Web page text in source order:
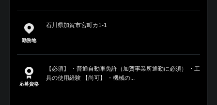
勤務地
石川県加賀市宮町カ1-1
応募資格
【必須】 ・普通自動車免許（加賀事業所通勤に必須） ・工
具の使用経験 【尚可】 ・機械の...